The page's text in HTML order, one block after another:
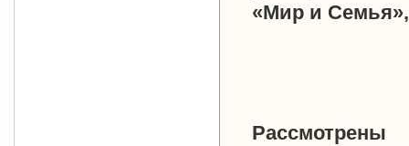
«Мир и
Рассмотрены